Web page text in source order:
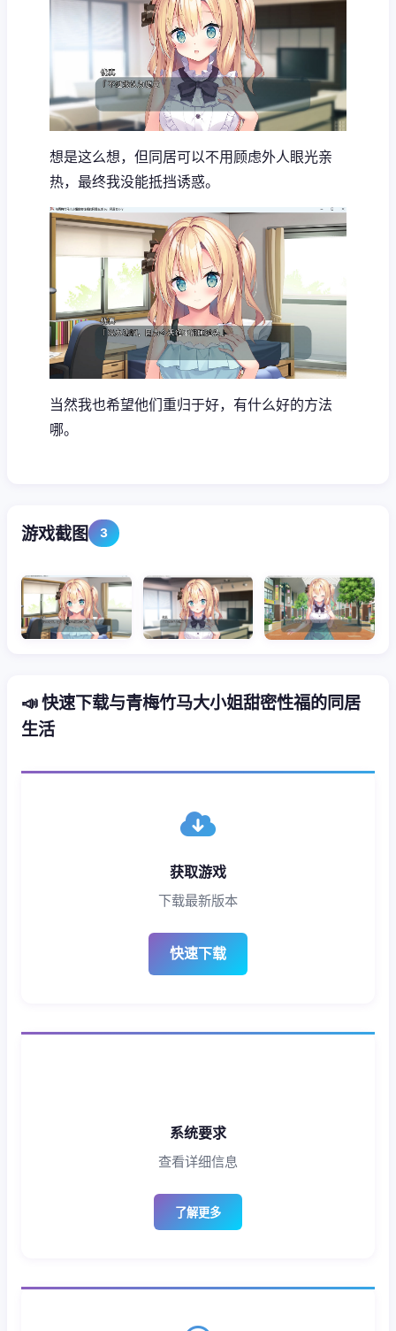
想是这么想，但同居可以不用顾虑外人眼光亲
热，最终我没能抵挡诱惑。
当然我也希望他们重归于好，有什么好的方法
哪。
游戏截图 3
📣 快速下载与青梅竹马大小姐甜密性福的同居
生活
获取游戏
下载最新版本
快速下载
系统要求
查看详细信息
了解更多